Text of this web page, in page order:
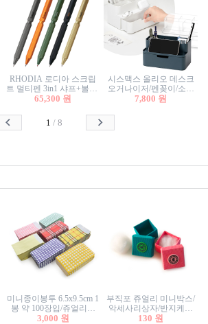
RHODIA 로디아 스크립
트 멀티펜 3in1 샤프+볼펜/
무광택 알루미늄 육각배
65,300 원
시스맥스 올리오 데스크
오거나이저/펜꽂이/소품
꽂이/소품함/정리함/수납
7,800 원
1 / 8
미니종이봉투 6.5x9.5cm 1
봉 약 100장입/쥬얼리봉
투/증명사진봉투/악세사
3,000 원
부직포 쥬얼리 미니박스/
악세사리상자/반지케이
스/반지상자/귀걸이상자/
130 원